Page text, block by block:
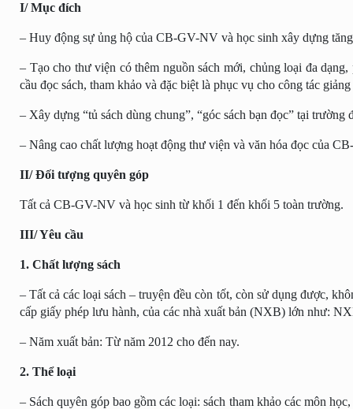
I/ Mục đích
– Huy động sự ủng hộ của CB-GV-NV và học sinh xây dựng
– Tạo cho thư viện có thêm nguồn sách mới, chủng loại đa dạng,
cầu đọc sách, tham khảo và đặc biệt là phục vụ cho công tác
– Xây dựng “tủ sách dùng chung”, “góc sách bạn đọc” tại
– Nâng cao chất lượng hoạt động thư viện và văn hóa đọc của
II/ Đối tượng quyên góp
Tất cả CB-GV-NV và học sinh từ khối 1 đến khối 5 toàn trường.
III/ Yêu cầu
1. Chất lượng sách
– Tất cả các loại sách – truyện đều còn tốt, còn sử dụng được,
cấp giấy phép lưu hành, của các nhà xuất bản (NXB) lớn như:
– Năm xuất bản: Từ năm 201 2 cho đến nay.
2. Thể loại
– Sách quyên góp bao gồm các loại:sách tham khảo các môn